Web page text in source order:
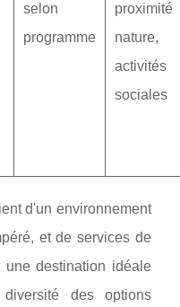
selon
programme
proximité
nature,
activités
sociales
d'un environnement
et de services de
destination idéale
des options